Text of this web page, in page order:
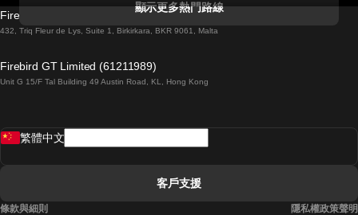
都柏林開往戈尔韦的列車
羅馬開往拿坡里的列車
顯示更多熱門路線
Firebird GT Limited (OC 1451)
432, Triq Fleur de Lys, Suite 1, Birkirkara, BKR 9061, Malta
Firebird GT Limited (61211989)
Unit G 15/F Tal Building 49 Austin Road, KL, Hong Kong
繁體中文
客戶支援
條款與細則 隱私權政策聲明